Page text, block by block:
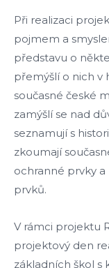
Při realizaci
pojmem a
představu o
přemýšlí o nich v
současné české
zamýšlí se nad
seznamují s
zkoumají
ochranné prvky
prvků.
V rámci projektu
projektový den
základních škol s